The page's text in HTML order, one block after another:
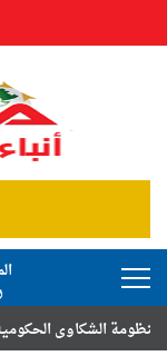
الحكومية خلال